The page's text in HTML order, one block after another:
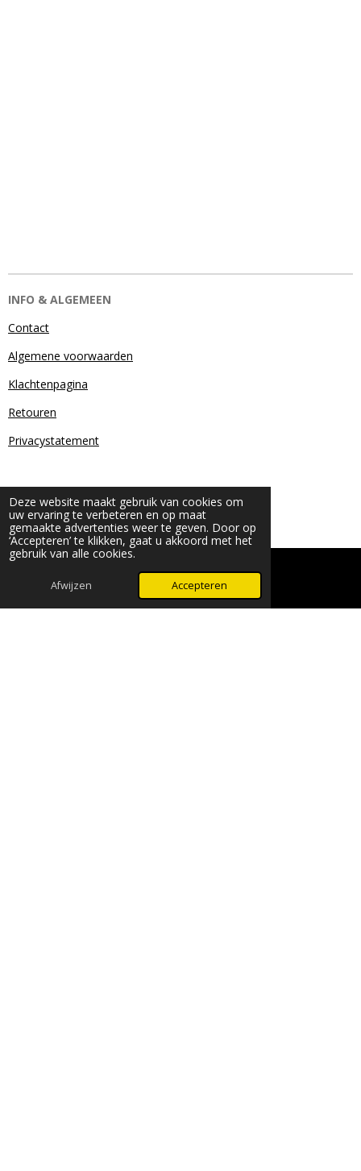
Deze website maakt gebruik van cookies om
uw ervaring te verbeteren en op maat
gemaakte advertenties weer te geven. Door op
‘Accepteren’ te klikken, gaat u akkoord met het
gebruik van alle cookies.
Afwijzen Accepteren
INFO & ALGEMEEN
Contact
Algemene voorwaarden
Klachtenpagina
Retouren
Privacystatement
© 2024 - 2026 Beauty & More by Robyn
WhatsApp